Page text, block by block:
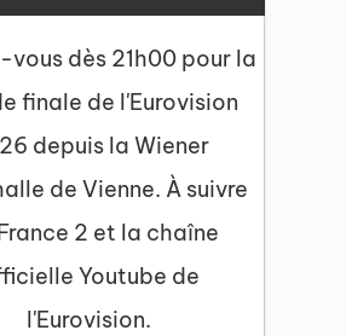
vous dès 21h00 pour la
finale de l'Eurovision
depuis la Wiener
de Vienne. À suivre
2 et la chaîne
Youtube de
l'Eurovision.